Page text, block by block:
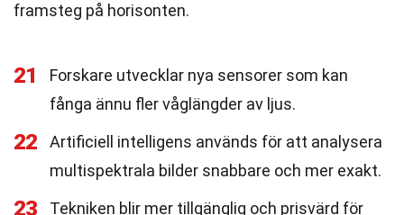
framsteg på horisonten.
21
Forskare utvecklar nya sensorer som kan
fånga ännu fler våglängder av ljus.
22
Artificiell intelligens används för att analysera
multispektrala bilder snabbare och mer exakt.
23
Tekniken blir mer tillgänglig och prisvärd för